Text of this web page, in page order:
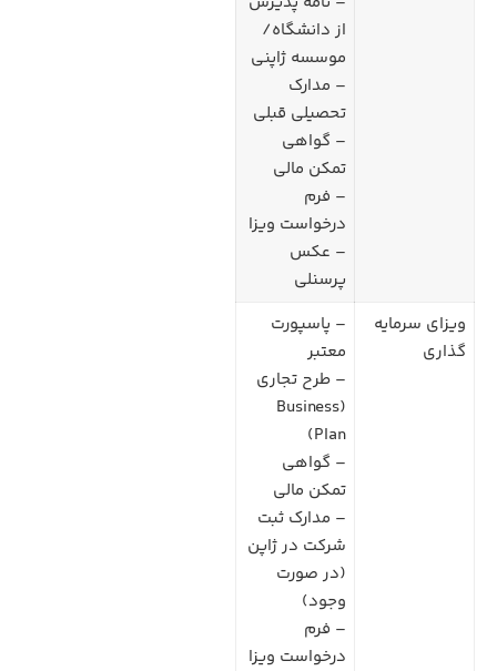
از دانشگاه/
موسسه ژاپنی
– مدارک
تحصیلی قبلی
– گواهی
تمکن مالی
– فرم
درخواست ویزا
– عکس
پرسنلی
ویزای سرمایه
گذاری
– پاسپورت
معتبر
– طرح تجاری
(Business
Plan)
– گواهی
تمکن مالی
– مدارک ثبت
شرکت در ژاپن
(در صورت
وجود)
– فرم
درخواست ویزا